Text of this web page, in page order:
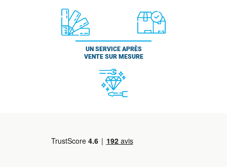
UN SERVICE APRÈS
VENTE SUR MESURE